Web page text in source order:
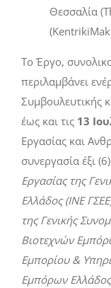
Θεσσαλία (
(Kentriki
Το Έργο,
περιλαμβάνει
Συμβουλευτικής
έως και τις 13
Εργασίας και
συνεργασία έξι
Εργασίας της
Ελλάδος (ΙΝΕ
της Γενικής
Βιοτεχνών
Εμπορίου &
Εμπόρων